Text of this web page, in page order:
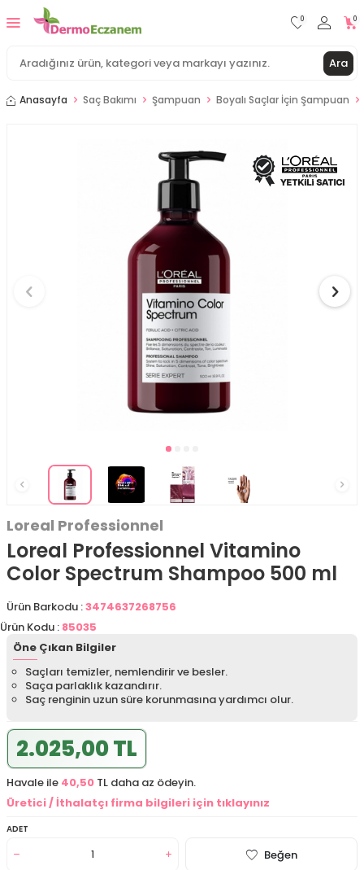
Ara
0 0
Anasayfa Saç Bakımı Şampuan Boyalı Saçlar İçin Şampuan
Loreal Professionnel
Loreal Professionnel Vitamino
Color Spectrum Shampoo 500 ml
Ürün Barkodu :3474637268756
Ürün Kodu : 85035
Öne Çıkan Bilgiler
Saçları temizler, nemlendirir ve besler.
Saça parlaklık kazandırır.
Saç renginin uzun süre korunmasına yardımcı olur.
2.025,00 TL
Havale ile 40,50 TL daha az ödeyin.
Üretici / İthalatçı firma bilgileri için tıklayınız
ADET
Beğen